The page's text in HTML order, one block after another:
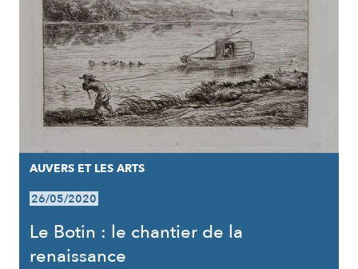
AUVERS ET LES ARTS
26/05/2020
Le Botin : le chantier de la
renaissance